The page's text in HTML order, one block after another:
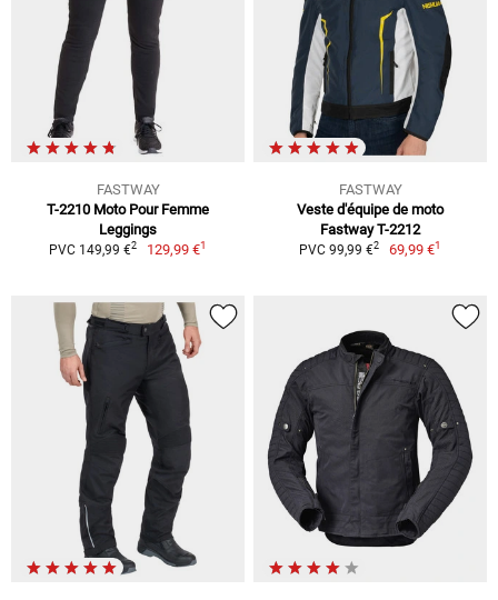
FASTWAY
T-2210 Moto Pour Femme
Leggings
PVC 149,99 €2 129,99 €1
FASTWAY
Veste d'équipe de moto
Fastway T-2212
PVC 99,99 €2 69,99 €1